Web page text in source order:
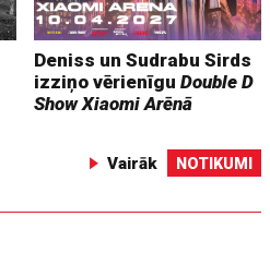
Deniss un Sudrabu Sirds
izziņo vērienīguDouble D
Show Xiaomi Arēnā
Vairāk NOTIKUMI